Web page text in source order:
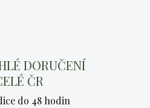
DORUČENÍ
ČR
do 48 hodin